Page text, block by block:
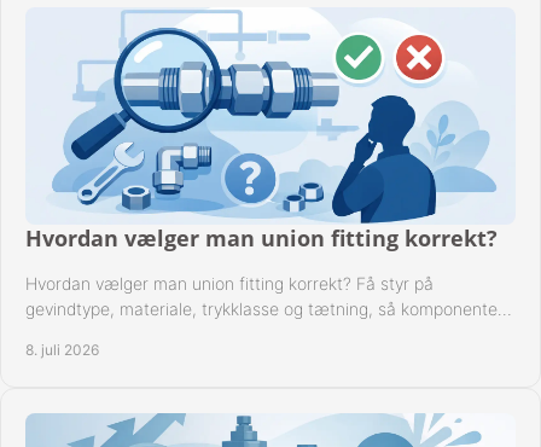
Hvordan vælger man union fitting korrekt?
Hvordan vælger man union fitting korrekt? Få styr på
gevindtype, materiale, trykklasse og tætning, så komponenten
8. juli 2026